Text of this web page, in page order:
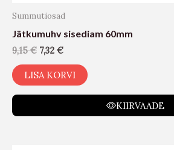
Summutiosad
Jätkumuhv sisediam 60mm
9,15€ 7,32 €
LISA KORVI
KIIRVAADE